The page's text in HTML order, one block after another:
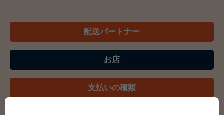
配送パートナー
お店
支払いの種類